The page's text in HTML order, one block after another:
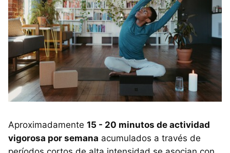
Aproximadamente 15 - 20 minutos de actividad
vigorosa por semana acumulados a través de